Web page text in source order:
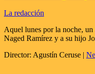
La redacción
Aquel lunes por la noche,
Naged Ramírez y a su hijo
Director: Agustín Ceruse |